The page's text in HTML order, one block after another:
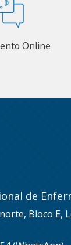
Online
de
Bloco E,